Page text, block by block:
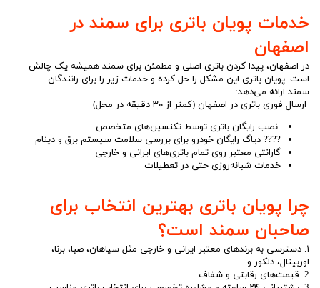
خدمات پویان باتری برای سمند در
اصفهان
در اصفهان، پیدا کردن باتری اصلی و مطمئن برای سمند همیشه یک چالش
است. پویان باتری این مشکل را حل کرده و خدمات زیر را برای رانندگان
سمند ارائه می‌دهد:
ارسال فوری باتری در اصفهان (کمتر از ۳۰ دقیقه در محل)
نصب رایگان باتری توسط تکنسین‌های متخصص
???? دیاگ رایگان خودرو برای بررسی سلامت سیستم برق و دینام
گارانتی معتبر روی تمام باتری‌های ایرانی و خارجی
خدمات شبانه‌روزی حتی در تعطیلات
چرا پویان باتری بهترین انتخاب برای
صاحبان سمند است؟
۱. دسترسی به برندهای معتبر ایرانی و خارجی مثل سپاهان، صبا، برنا،
اوربیتال، دلکور و …
2. قیمت‌های رقابتی و شفاف